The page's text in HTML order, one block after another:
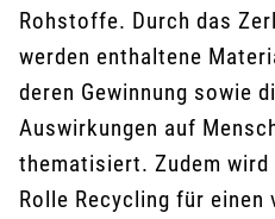
Rohstoffe. Durch das
werden enthaltene
deren Gewinnung sowie
Auswirkungen auf
thematisiert. Zudem
Rolle Recycling für